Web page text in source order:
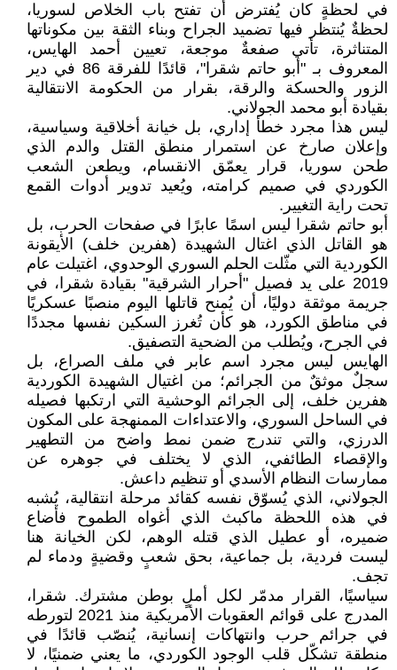
في لحظةٍ كان يُفترض أن تفتح باب الخلاص لسوريا،
لحظةٌ يُنتظر فيها تضميد الجراح وبناء الثقة بين مكوناتها
المتناثرة، تأتي صفعةٌ موجعة، تعيين أحمد الهايس،
المعروف بـ "أبو حاتم شقرا"، قائدًا للفرقة 86 في دير
الزور والحسكة والرقة، بقرار من الحكومة الانتقالية
بقيادة أبو محمد الجولاني.
ليس هذا مجرد خطأ إداري، بل خيانة أخلاقية وسياسية،
وإعلان صارخ عن استمرار منطق القتل والدم الذي
طحن سوريا، قرار يعمّق الانقسام، ويطعن الشعب
الكوردي في صميم كرامته، ويُعيد تدوير أدوات القمع
تحت راية التغيير.
أبو حاتم شقرا ليس اسمًا عابرًا في صفحات الحرب، بل
هو القاتل الذي اغتال الشهيدة (هفرين خلف) الأيقونة
الكوردية التي مثّلت الحلم السوري الوحدوي، اغتيلت عام
2019 على يد فصيل "أحرار الشرقية" بقيادة شقرا، في
جريمة موثقة دوليًا، أن يُمنح قاتلها اليوم منصبًا عسكريًا
في مناطق الكورد، هو كأن تُغرز السكين نفسها مجددًا
في الجرح، ويُطلب من الضحية التصفيق.
الهايس ليس مجرد اسم عابر في ملف الصراع، بل
سجلٌ موثقٌ من الجرائم؛ من اغتيال الشهيدة الكوردية
هفرين خلف، إلى الجرائم الوحشية التي ارتكبها فصيله
في الساحل السوري، والاعتداءات الممنهجة على المكون
الدرزي، والتي تندرج ضمن نمط واضح من التطهير
والإقصاء الطائفي، الذي لا يختلف في جوهره عن
ممارسات النظام الأسدي أو تنظيم داعش.
الجولاني، الذي يُسوّق نفسه كقائد مرحلة انتقالية، يُشبه
في هذه اللحظة ماكبث الذي أغواه الطموح فأضاع
ضميره، أو عطيل الذي قتله الوهم، لكن الخيانة هنا
ليست فردية، بل جماعية، بحق شعبٍ وقضيةٍ ودماء لم
تجف.
سياسيًا، القرار مدمّر لكل أملٍ بوطن مشترك. شقرا،
المدرج على قوائم العقوبات الأمريكية منذ 2021 لتورطه
في جرائم حرب وانتهاكات إنسانية، يُنصّب قائدًا في
منطقة تشكّل قلب الوجود الكوردي، ما يعني ضمنيًا، لا